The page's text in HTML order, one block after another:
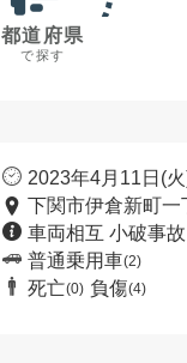
都道府県
で探す
2023年4月11日(
下関市伊倉新町一
車両相互 小破事故
普通乗用車(2)
死亡(0) 負傷(4)